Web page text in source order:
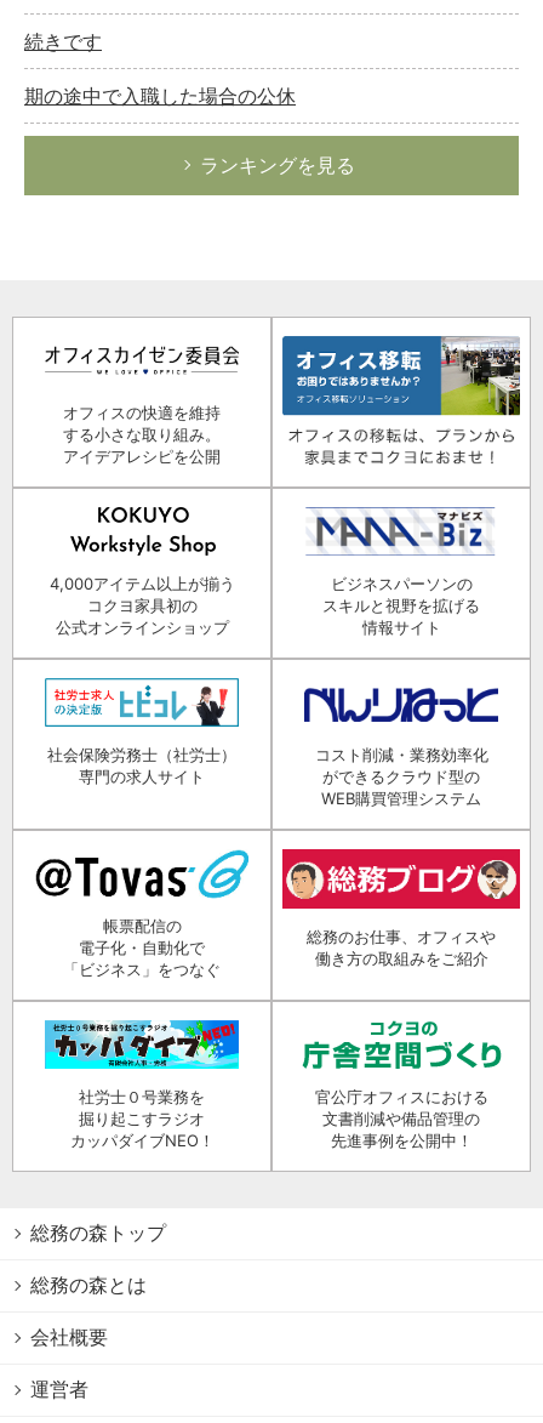
続きです
期の途中で入職した場合の公休
ランキングを見る
オフィスの快適を維持
する小さな取り組み。
アイデアレシピを公開
4,000アイテム以上が揃う
コクヨ家具初の
公式オンラインショップ
ビジネスパーソンの
スキルと視野を拡げる
情報サイト
社会保険労務士（社労士）
専門の求人サイト
コスト削減・業務効率化
ができるクラウド型の
WEB購買管理システム
帳票配信の
電子化・自動化で
「ビジネス」をつなぐ
総務のお仕事、オフィスや
働き方の取組みをご紹介
社労士０号業務を
掘り起こすラジオ
カッパダイブNEO！
官公庁オフィスにおける
文書削減や備品管理の
先進事例を公開中！
総務の森トップ
総務の森とは
会社概要
運営者